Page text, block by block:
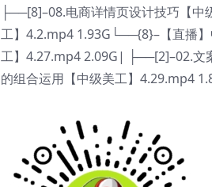
├──[8]–08.电商详情页设计技巧【
工】4.2.mp4 1.93G└──{8}–【直播
工】4.27.mp4 2.09G| ├──[2]–02.文
的组合运用【中级美工】4.29.mp4